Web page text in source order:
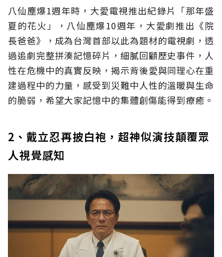
八仙塵爆1週年時，大愛電視推出紀錄片「那年盛
夏的花火」，八仙塵爆10週年，大愛劇推出《院
長爸爸》，成為台灣首部以此為題材的電視劇，透
過追劇完整拼湊記憶碎片，細膩回顧歷史事件，人
性在危機中的真實反映，揭示背後愛與同理心在重
建過程中的力量，感受到災難中人性的溫暖與生命
的脆弱，希望大家記憶中的集體創傷能得到療癒。
2、戴立忍再披白袍，超神似演技顛覆眾
人視覺感知